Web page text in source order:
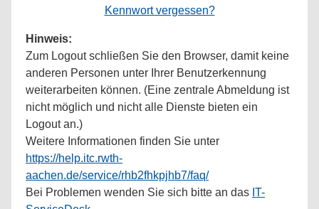
Kennwort vergessen?
Hinweis:
Zum Logout schließen Sie den Browser, damit keine
anderen Personen unter Ihrer Benutzerkennung
weiterarbeiten können. (Eine zentrale Abmeldung ist
nicht möglich und nicht alle Dienste bieten ein
Logout an.)
Weitere Informationen finden Sie unter
https://help.itc.rwth-
aachen.de/service/rhb2fhkpjhb7/faq/
Bei Problemen wenden Sie sich bitte an das IT-